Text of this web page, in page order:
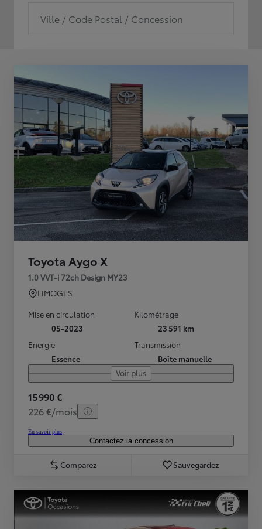
Ville / Code Postal / Concession
Toyota Aygo X
1.0 VVT-i 72ch Design MY23
LIMOGES
Mise en circulation
05-2023
Kilométrage
23 591 km
Energie
Essence
Transmission
Boîte manuelle
Voir plus
15 990 €
226 €/mois
En savoir plus
Contactez la concession
Comparez Sauvegardez